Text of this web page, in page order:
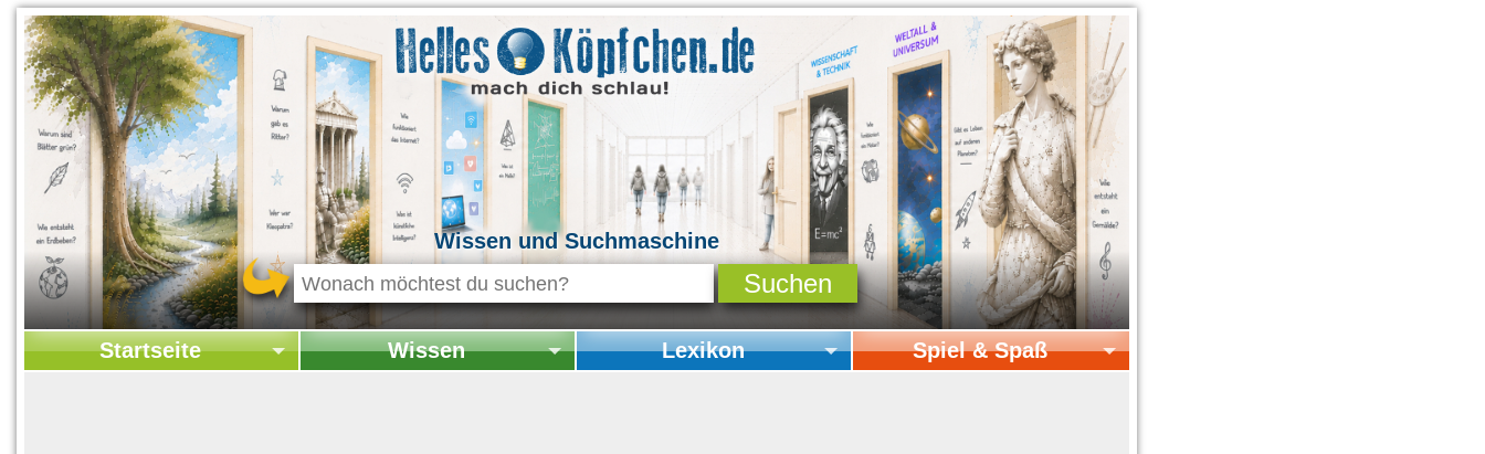
Wissen und Suchmaschine
Startseite Wissen Lexikon Spiel & Spaß